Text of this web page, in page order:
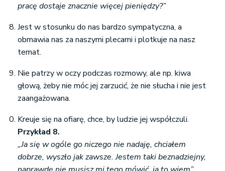
pracę dostaje znacznie więcej pieniędzy?”
Jest w stosunku do nas bardzo sympatyczna, a
obmawia nas za naszymi plecami i plotkuje na nasz
temat.
Nie patrzy w oczy podczas rozmowy, ale np. kiwa
głową, żeby nie móc jej zarzucić, że nie słucha i nie jest
zaangażowana.
Kreuje się na ofiarę, chce, by ludzie jej współczuli.
Przykład 8.
„Ja się w ogóle go niczego nie nadaję, chciałem
dobrze, wyszło jak zawsze. Jestem taki beznadziejny,